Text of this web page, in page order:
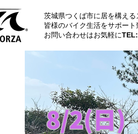
茨城県つくば市に居を構え
皆様のバイク生活をサポー
お問い合わせはお気軽に